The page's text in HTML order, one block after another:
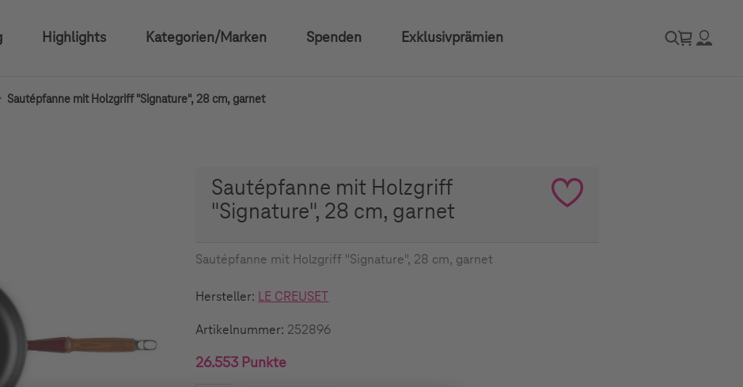
Highlights Kategorien/Marken Spenden Exklusivprämien
Sautépfanne mit Holzgriff "Signature", 28 cm, garnet
Sautépfanne mit Holzgriff
"Signature", 28 cm, garnet
Sautépfanne mit Holzgriff "Signature", 28 cm, garnet
Hersteller: LE CREUSET
Artikelnummer: 252896
26.553 Punkte